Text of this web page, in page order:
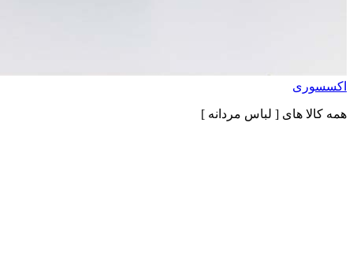
اکسسوری
همه کالا های [ لباس مردانه ]